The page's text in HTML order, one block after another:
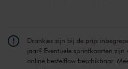
Drankjes zijn bij de prijs
jaar? Eventuele sprintkaarten
online bestelflow beschikbaar.